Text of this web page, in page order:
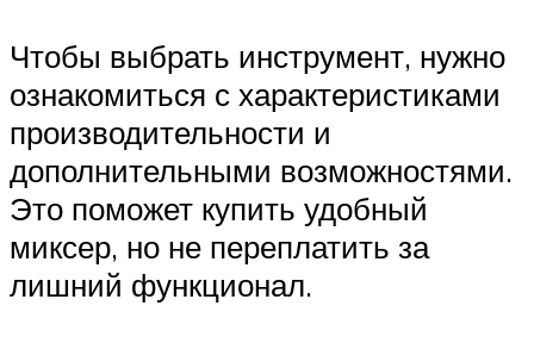
Чтобы выбрать инструмент, нужно
ознакомиться с характеристиками
производительности и
дополнительными возможностями.
Это поможет купить удобный
миксер, но не переплатить за
лишний функционал.